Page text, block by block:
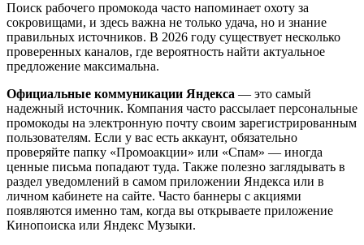
Поиск рабочего промокода часто напоминает охоту за
сокровищами, и здесь важна не только удача, но и знание
правильных источников. В 2026 году существует несколько
проверенных каналов, где вероятность найти актуальное
предложение максимальна.
Официальные коммуникации Яндекса — это самый
надежный источник. Компания часто рассылает персональные
промокоды на электронную почту своим зарегистрированным
пользователям. Если у вас есть аккаунт, обязательно
проверяйте папку «Промоакции» или «Спам» — иногда
ценные письма попадают туда. Также полезно заглядывать в
раздел уведомлений в самом приложении Яндекса или в
личном кабинете на сайте. Часто баннеры с акциями
появляются именно там, когда вы открываете приложение
Кинопоиска или Яндекс Музыки.